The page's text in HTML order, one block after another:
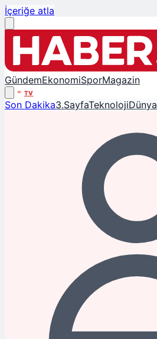
İçeriğe atla
GündemEkonomiSporMagazin
TV
Son Dakika3.SayfaTeknolojiDünya